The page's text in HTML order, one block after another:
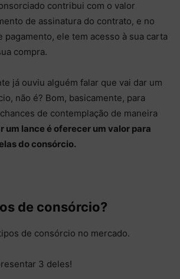
contribui com o valor
de assinatura do contrato, e no
pagamento, ele tem acesso à sua carta
compra.
já ouviu alguém falar que vai dar um
não é? Bom, basicamente, para
de contemplação de maneira
um lance é oferecer um valor para
do consórcio.
de consórcio?
de consórcio no mercado.
3 deles!